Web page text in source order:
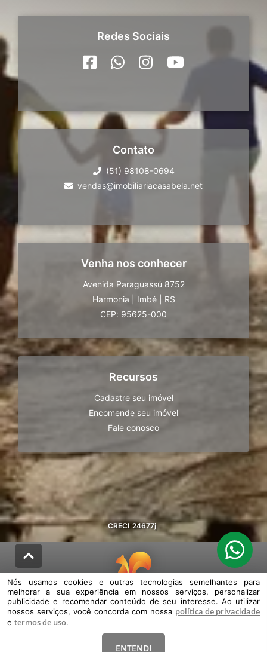
Redes Sociais
Contato
(51) 98108-0694
vendas@imobiliariacasabela.net
Venha nos conhecer
Avenida Paraguassú 8752
Harmonia
Imbé
RS
CEP: 95625-000
Recursos
Cadastre seu imóvel
Encomende seu imóvel
Fale conosco
CRECI 24677j
© DESENVOLVIDO PELAAGIL.NET
Nós usamos cookies e outras tecnologias semelhantes para melhorar a
sua experiência em nossos serviços, personalizar publicidade e
Nós usamos cookies e outras tecnologias semelhantes para
melhorar a sua experiência em nossos serviços, personalizar
publicidade e recomendar conteúdo de seu interesse. Ao utilizar
nossos serviços, você concorda com nossa política de privacidade
e termos de uso.
ENTENDI